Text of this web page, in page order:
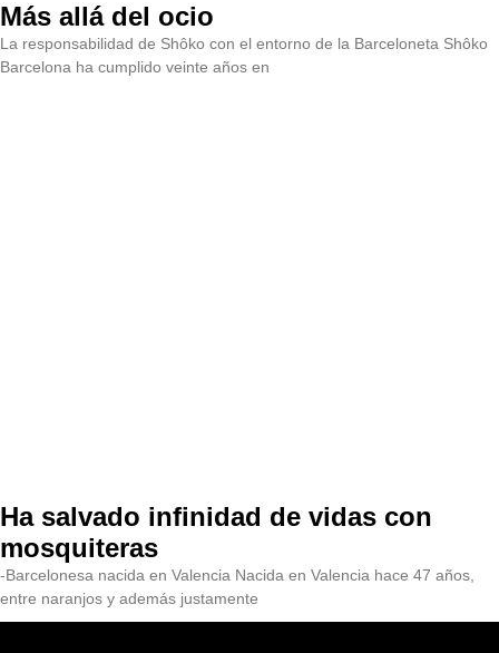
Más allá del ocio
La responsabilidad de Shôko con el entorno de la Barceloneta Shôko
Barcelona ha cumplido veinte años en
Ha salvado infinidad de vidas con
mosquiteras
-Barcelonesa nacida en Valencia Nacida en Valencia hace 47 años,
entre naranjos y además justamente